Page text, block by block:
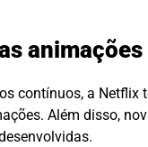
contínuos, a Netflix
Além disso,